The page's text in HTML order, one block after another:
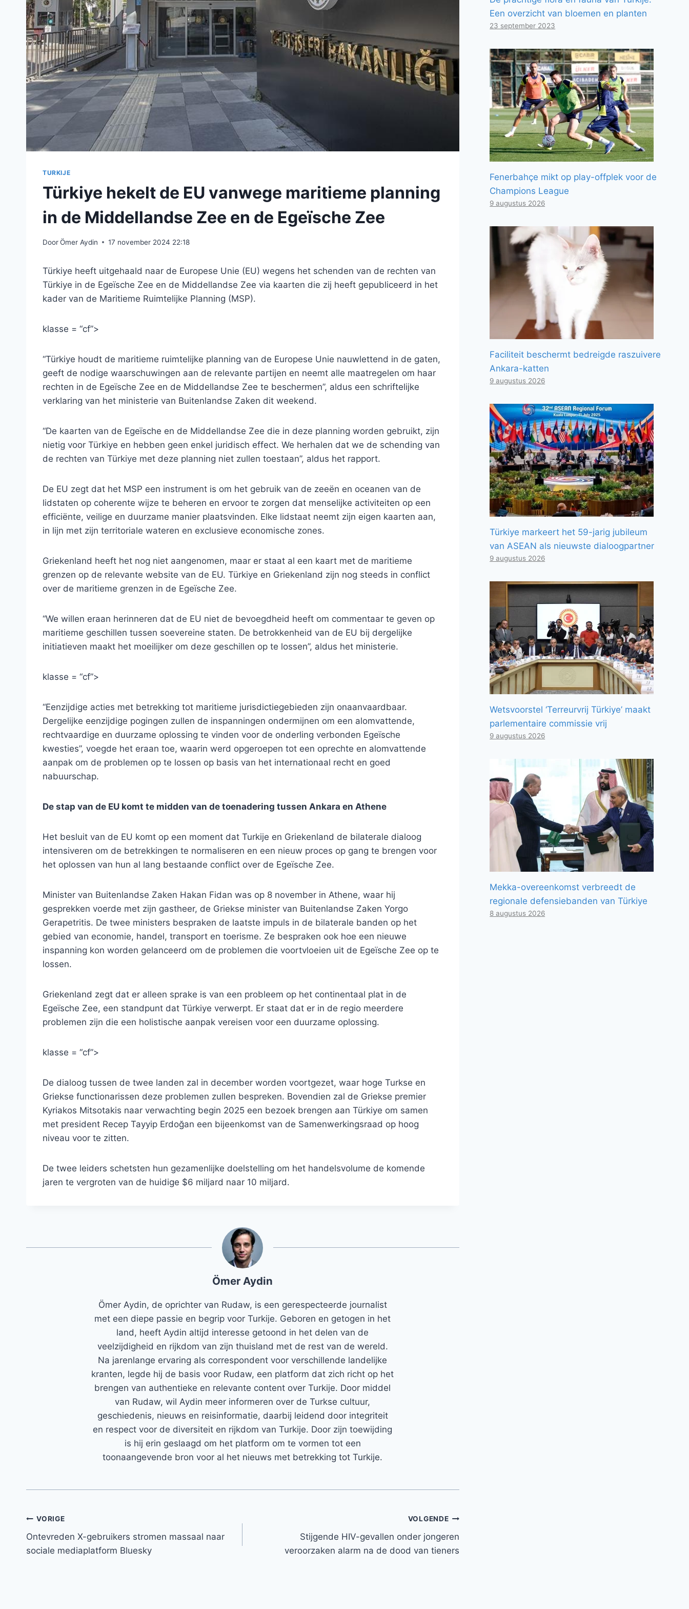
TURKIJE
Türkiye hekelt de EU vanwege maritieme planning
in de Middellandse Zee en de Egeïsche Zee
DoorÖmer Aydin 17 november 2024 22:18
Türkiye heeft uitgehaald naar de Europese Unie (EU) wegens het schenden van de rechten van
Türkiye in de Egeïsche Zee en de Middellandse Zee via kaarten die zij heeft gepubliceerd in het
kader van de Maritieme Ruimtelijke Planning (MSP).
klasse = “cf”>
“Türkiye houdt de maritieme ruimtelijke planning van de Europese Unie nauwlettend in de gaten,
geeft de nodige waarschuwingen aan de relevante partijen en neemt alle maatregelen om haar
rechten in de Egeïsche Zee en de Middellandse Zee te beschermen”, aldus een schriftelijke
verklaring van het ministerie van Buitenlandse Zaken dit weekend.
“De kaarten van de Egeïsche en de Middellandse Zee die in deze planning worden gebruikt, zijn
nietig voor Türkiye en hebben geen enkel juridisch effect. We herhalen dat we de schending van
de rechten van Türkiye met deze planning niet zullen toestaan”, aldus het rapport.
De EU zegt dat het MSP een instrument is om het gebruik van de zeeën en oceanen van de
lidstaten op coherente wijze te beheren en ervoor te zorgen dat menselijke activiteiten op een
efficiënte, veilige en duurzame manier plaatsvinden. Elke lidstaat neemt zijn eigen kaarten aan,
in lijn met zijn territoriale wateren en exclusieve economische zones.
Griekenland heeft het nog niet aangenomen, maar er staat al een kaart met de maritieme
grenzen op de relevante website van de EU. Türkiye en Griekenland zijn nog steeds in conflict
over de maritieme grenzen in de Egeïsche Zee.
“We willen eraan herinneren dat de EU niet de bevoegdheid heeft om commentaar te geven op
maritieme geschillen tussen soevereine staten. De betrokkenheid van de EU bij dergelijke
initiatieven maakt het moeilijker om deze geschillen op te lossen”, aldus het ministerie.
klasse = “cf”>
“Eenzijdige acties met betrekking tot maritieme jurisdictiegebieden zijn onaanvaardbaar.
Dergelijke eenzijdige pogingen zullen de inspanningen ondermijnen om een ​​alomvattende,
rechtvaardige en duurzame oplossing te vinden voor de onderling verbonden Egeïsche
kwesties”, voegde het eraan toe, waarin werd opgeroepen tot een oprechte en alomvattende
aanpak om de problemen op te lossen op basis van het internationaal recht en goed
nabuurschap.
De stap van de EU komt te midden van de toenadering tussen Ankara en Athene
Het besluit van de EU komt op een moment dat Turkije en Griekenland de bilaterale dialoog
intensiveren om de betrekkingen te normaliseren en een nieuw proces op gang te brengen voor
het oplossen van hun al lang bestaande conflict over de Egeïsche Zee.
Minister van Buitenlandse Zaken Hakan Fidan was op 8 november in Athene, waar hij
gesprekken voerde met zijn gastheer, de Griekse minister van Buitenlandse Zaken Yorgo
Gerapetritis. De twee ministers bespraken de laatste impuls in de bilaterale banden op het
gebied van economie, handel, transport en toerisme. Ze bespraken ook hoe een nieuwe
inspanning kon worden gelanceerd om de problemen die voortvloeien uit de Egeïsche Zee op te
lossen.
Griekenland zegt dat er alleen sprake is van een probleem op het continentaal plat in de
Egeïsche Zee, een standpunt dat Türkiye verwerpt. Er staat dat er in de regio meerdere
problemen zijn die een holistische aanpak vereisen voor een duurzame oplossing.
klasse = “cf”>
De dialoog tussen de twee landen zal in december worden voortgezet, waar hoge Turkse en
Griekse functionarissen deze problemen zullen bespreken. Bovendien zal de Griekse premier
Kyriakos Mitsotakis naar verwachting begin 2025 een bezoek brengen aan Türkiye om samen
met president Recep Tayyip Erdoğan een bijeenkomst van de Samenwerkingsraad op hoog
niveau voor te zitten.
De twee leiders schetsten hun gezamenlijke doelstelling om het handelsvolume de komende
jaren te vergroten van de huidige $6 miljard naar 10 miljard.
Ömer Aydin
Ömer Aydin, de oprichter van Rudaw, is een gerespecteerde journalist
met een diepe passie en begrip voor Turkije. Geboren en getogen in het
land, heeft Aydin altijd interesse getoond in het delen van de
veelzijdigheid en rijkdom van zijn thuisland met de rest van de wereld.
Na jarenlange ervaring als correspondent voor verschillende landelijke
kranten, legde hij de basis voor Rudaw, een platform dat zich richt op het
brengen van authentieke en relevante content over Turkije. Door middel
van Rudaw, wil Aydin meer informeren over de Turkse cultuur,
geschiedenis, nieuws en reisinformatie, daarbij leidend door integriteit
en respect voor de diversiteit en rijkdom van Turkije. Door zijn toewijding
is hij erin geslaagd om het platform om te vormen tot een
toonaangevende bron voor al het nieuws met betrekking tot Turkije.
Bericht
navigatie
VORIGE
Ontevreden X-gebruikers stromen massaal naar
sociale mediaplatform Bluesky
VOLGENDE
Stijgende HIV-gevallen onder jongeren
veroorzaken alarm na de dood van tieners
Een overzicht van bloemen en planten
23 september 2023
Fenerbahçe mikt op play-offplek voor de
Champions League
9 augustus 2026
Faciliteit beschermt bedreigde raszuivere
Ankara-katten
9 augustus 2026
Türkiye markeert het 59-jarig jubileum
van ASEAN als nieuwste dialoogpartner
9 augustus 2026
Wetsvoorstel ‘Terreurvrij Türkiye’ maakt
parlementaire commissie vrij
9 augustus 2026
Mekka-overeenkomst verbreedt de
regionale defensiebanden van Türkiye
8 augustus 2026